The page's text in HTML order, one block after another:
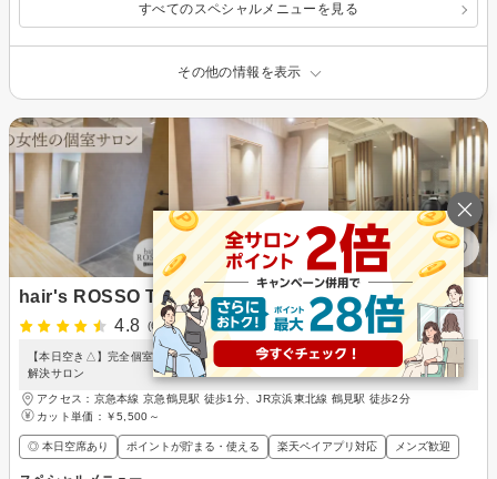
すべてのスペシャルメニューを見る
その他の情報を表示
hair's ROSSO TERRACE
4.8
(64件)
【本日空き△】完全個室でマンツーマン対応/白髪やうねりなど大人女性の為のお悩み
解決サロン
アクセス：京急本線 京急鶴見駅 徒歩1分、JR京浜東北線 鶴見駅 徒歩2分
カット単価： ￥5,500～
◎ 本日空席あり ポイントが貯まる・使える 楽天ペイアプリ対応 メンズ歓迎